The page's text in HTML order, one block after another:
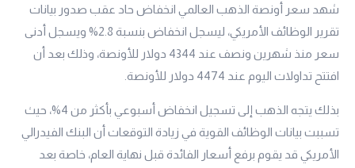
شهد سعر أونصة الذهب العالمي انخفاض حاد عقب صدور بيانات
تقرير الوظائف الأمريكي، ليسجل انخفاض بنسبة 2.8% ويسجل أدنى
سعر منذ شهرين ونصف عند 4344 دولار للأونصة، وذلك بعد أن
افتتح تداولات اليوم عند 4474 دولار للأونصة.
بذلك يتجه الذهب إلى تسجيل انخفاض أسبوعي بأكثر من 4%، حيث
تسببت بيانات الوظائف القوية في زيادة التوقعات أن البنك الفيدرالي
الأمريكي قد يقوم برفع أسعار الفائدة قبل نهاية العام، خاصة بعد